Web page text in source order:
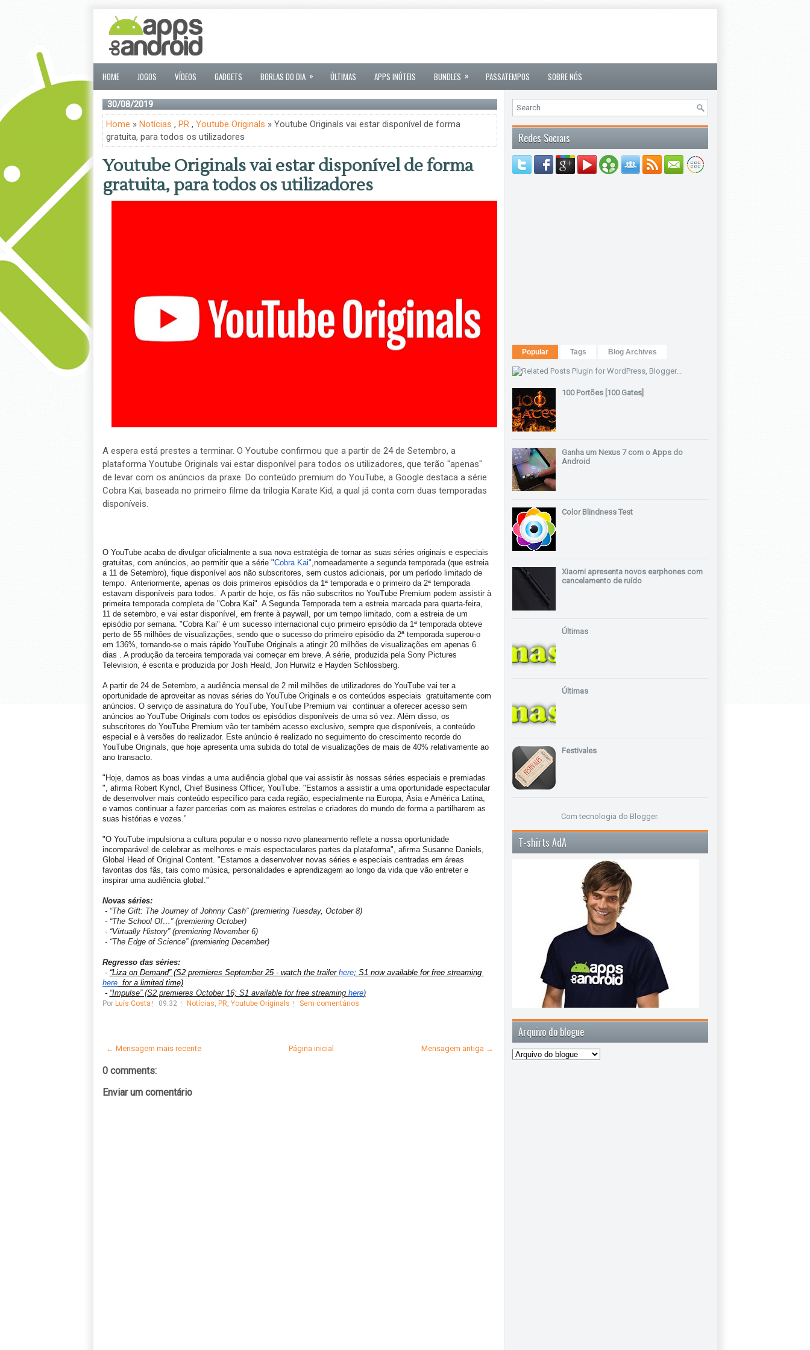
HOME JOGOS VÍDEOS GADGETS BORLAS DO DIA » ÚLTIMAS APPS INÚTEIS BUNDLES » PASSATEMPOS SOBRE NÓS
30/08/2019
Home » Notícias , PR, Youtube Originals » Youtube Originals vai estar disponível de forma
gratuita, para todos os utilizadores
Youtube Originals vai estar disponível de forma
gratuita, para todos os utilizadores
A espera está prestes a terminar. O Youtube confirmou que a partir de 24 de Setembro, a
plataforma Youtube Originals vai estar disponível para todos os utilizadores, que terão "apenas"
de levar com os anúncios da praxe. Do conteúdo premium do YouTube, a Google destaca a série
Cobra Kai, baseada no primeiro filme da trilogia Karate Kid, a qual já conta com duas temporadas
disponíveis.
O YouTube acaba de divulgar oficialmente a sua nova estratégia de tornar as suas séries originais e especiais
gratuitas, com anúncios, ao permitir que a série "Cobra Kai",nomeadamente a segunda temporada (que estreia
a 11 de Setembro), fique disponível aos não subscritores, sem custos adicionais, por um período limitado de
tempo. Anteriormente, apenas os dois primeiros episódios da 1ª temporada e o primeiro da 2ª temporada
estavam disponíveis para todos. A partir de hoje, os fãs não subscritos no YouTube Premium podem assistir à
primeira temporada completa de "Cobra Kai". A Segunda Temporada tem a estreia marcada para quarta-feira,
11 de setembro, e vai estar disponível, em frente à paywall, por um tempo limitado, com a estreia de um
episódio por semana. "Cobra Kai" é um sucesso internacional cujo primeiro episódio da 1ª temporada obteve
perto de 55 milhões de visualizações, sendo que o sucesso do primeiro episódio da 2ª temporada superou-o
em 136%, tornando-se o mais rápido YouTube Originals a atingir 20 milhões de visualizações em apenas 6
dias . A produção da terceira temporada vai começar em breve. A série, produzida pela Sony Pictures
Television, é escrita e produzida por Josh Heald, Jon Hurwitz e Hayden Schlossberg.
A partir de 24 de Setembro, a audiência mensal de 2 mil milhões de utilizadores do YouTube vai ter a
oportunidade de aproveitar as novas séries do YouTube Originals e os conteúdos especiais gratuitamente com
anúncios. O serviço de assinatura do YouTube, YouTube Premium vai continuar a oferecer acesso sem
anúncios ao YouTube Originals com todos os episódios disponíveis de uma só vez. Além disso, os
subscritores do YouTube Premium vão ter também acesso exclusivo, sempre que disponíveis, a conteúdo
especial e à versões do realizador. Este anúncio é realizado no seguimento do crescimento recorde do
YouTube Originals, que hoje apresenta uma subida do total de visualizações de mais de 40% relativamente ao
ano transacto.
"Hoje, damos as boas vindas a uma audiência global que vai assistir às nossas séries especiais e premiadas
", afirma Robert Kyncl, Chief Business Officer, YouTube. "Estamos a assistir a uma oportunidade espectacular
de desenvolver mais conteúdo específico para cada região, especialmente na Europa, Ásia e América Latina,
e vamos continuar a fazer parcerias com as maiores estrelas e criadores do mundo de forma a partilharem as
suas histórias e vozes.”
"O YouTube impulsiona a cultura popular e o nosso novo planeamento reflete a nossa oportunidade
incomparável de celebrar as melhores e mais espectaculares partes da plataforma", afirma Susanne Daniels,
Global Head of Original Content. "Estamos a desenvolver novas séries e especiais centradas em áreas
favoritas dos fãs, tais como música, personalidades e aprendizagem ao longo da vida que vão entreter e
inspirar uma audiência global.”
Novas séries:
- “The Gift: The Journey of Johnny Cash” (premiering Tuesday, October 8)
- “The School Of…” (premiering October)
- “Virtually History” (premiering November 6)
- “The Edge of Science” (premiering December)
Regresso das séries:
- “Liza on Demand” (S2 premieres September 25 - watch the trailer here
; S1 now available for free streaming
here for a limited time)
- “Impulse” (S2 premieres October 16; S1 available for free streaming here)
Por Luís Costa 09:32 Notícias, PR, Youtube Originals Sem comentários
← Mensagem mais recente Mensagem antiga →
Página inicial
0 comments:
Enviar um comentário
Redes Sociais
Popular Tags Blog Archives
100 Portões [100 Gates]
Ganha um Nexus 7 com o Apps do
Android
Color Blindness Test
Xiaomi apresenta novos earphones com
cancelamento de ruído
Últimas
Últimas
Festivales
Com tecnologia do Blogger.
T-shirts AdA
Arquivo do blogue